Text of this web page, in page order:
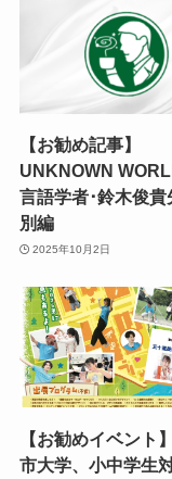
【お勧め記事】
UNKNOWN
言語学者･鈴木俊貴
別編
2025年10月2日
【お勧めイベント
市大学、小中学生